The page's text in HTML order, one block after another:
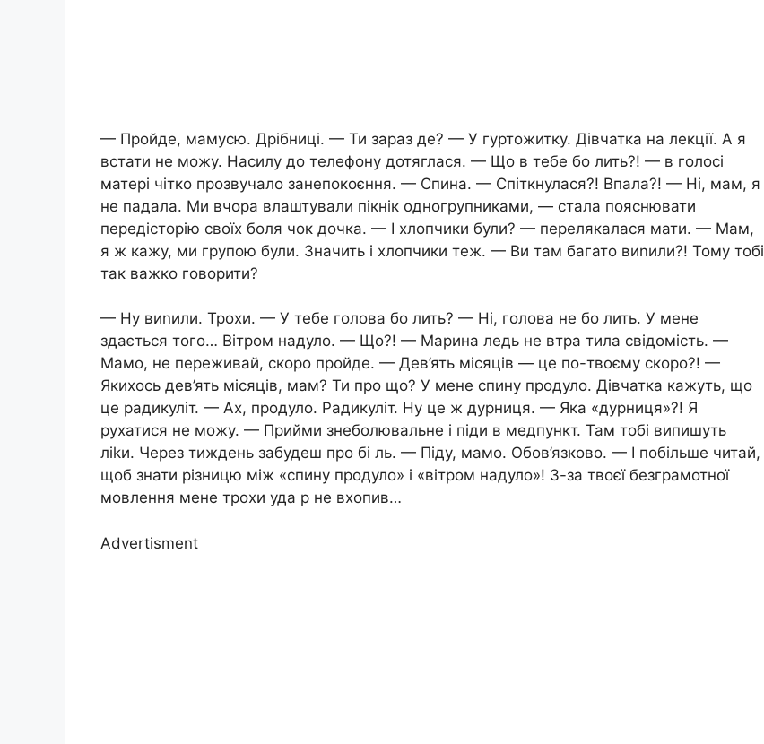
— Пройде, мамусю. Дрібниці. — Ти зараз де? — У гуртожитку. Дівчатка на лекції. А я
встати не можу. Насилу до телефону дотяглася. — Що в тебе бо лить?! — в голосі
матері чітко прозвучало занепокоєння. — Спина. — Спіткнулася?! Впала?! — Ні, мам, я
не падала. Ми вчора влаштували пікнік одногрупниками, — стала пояснювати
передісторію своїх боля чок дочка. — І хлопчики були? — перелякалася мати. — Мам,
я ж кажу, ми групою були. Значить і хлопчики теж. — Ви там багато виnили?! Тому тобі
так важко говорити?
— Ну виnили. Трохи. — У тебе голова бо лить? — Ні, голова не бо лить. У мене
здається того… Вітром надуло. — Що?! — Марина ледь не втра тила свідомість. —
Мамо, не переживай, скоро пройде. — Дев’ять місяців — це по-твоєму скоро?! —
Якихось дев’ять місяців, мам? Ти про що? У мене спину продуло. Дівчатка кажуть, що
це радикуліт. — Ах, продуло. Радикуліт. Ну це ж дурниця. — Яка «дурниця»?! Я
рухатися не можу. — Прийми знеболювальне і піди в медпункт. Там тобі випишуть
ліkи. Через тиждень забудеш про бі ль. — Піду, мамо. Обов’язково. — І побільше читай,
щоб знати різницю між «спину продуло» і «вітром надуло»! З-за твоєї безграмотної
мовлення мене трохи уда р не вхопив…
Advertisment